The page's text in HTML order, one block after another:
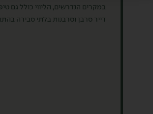
במקרים הנדרשים, הליווי כולל גם
דייר סרבן וסרבנות בלתי סבירה